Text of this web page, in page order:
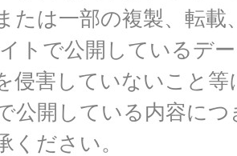
たは一部の複製、転
トで公開しているデ
侵害していないこと
公開している内容に
ください。